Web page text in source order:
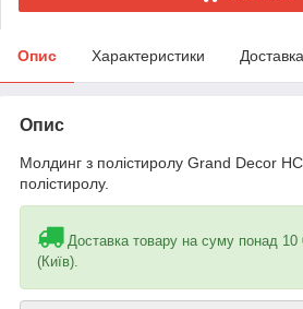
Опис Характеристики Доставка
Опис
Молдинг з полістиролу Grand Decor
полістиролу.
Доставка товару на суму понад 10
(Київ).